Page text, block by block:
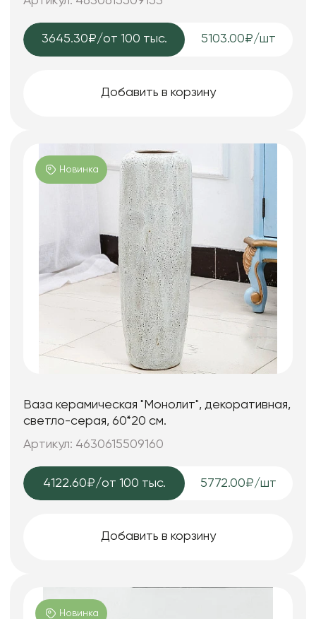
3645.30₽/от 100 тыс. 5103.00₽/шт
Добавить в корзину
Новинка
Ваза керамическая "Монолит", декоративная,
светло-серая, 60*20 см.
Артикул: 4630615509160
4122.60₽/от 100 тыс. 5772.00₽/шт
Добавить в корзину
Новинка